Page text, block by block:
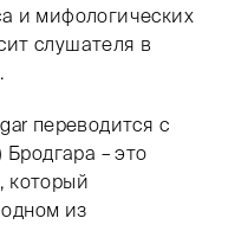
и мифологических
слушателя в
переводится с
Бродгара – это
который
из